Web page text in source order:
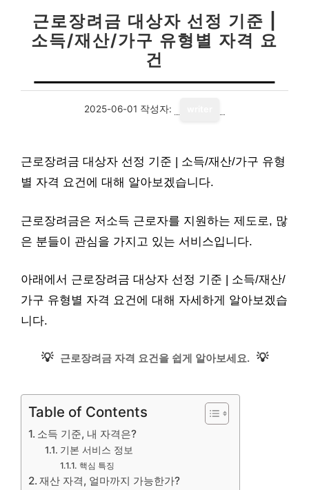
근로장려금 대상자 선정 기준 |
소득/재산/가구 유형별 자격 요
건
2025-06-01 작성자:
근로장려금 대상자 선정 기준 | 소득/재산/가구 유형
별 자격 요건에 대해 알아보겠습니다.
근로장려금은 저소득 근로자를 지원하는 제도로, 많
은 분들이 관심을 가지고 있는 서비스입니다.
아래에서 근로장려금 대상자 선정 기준 | 소득/재산/
가구 유형별 자격 요건에 대해 자세하게 알아보겠습
니다.
💡 근로장려금 자격 요건을 쉽게 알아보세요. 💡
Table of Contents
소득 기준, 내 자격은?
기본 서비스 정보
핵심 특징
재산 자격, 얼마까지 가능한가?